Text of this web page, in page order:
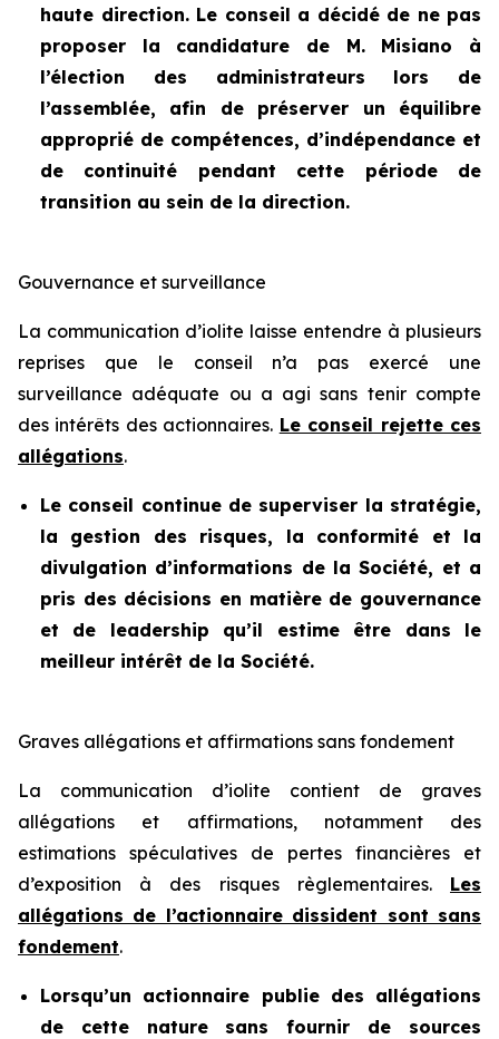
haute direction. Le conseil a décidé de ne pas
proposer la candidature de M. Misiano à
l’élection des administrateurs lors de
l’assemblée, afin de préserver un équilibre
approprié de compétences, d’indépendance et
de continuité pendant cette période de
transition au sein de la direction.
Gouvernance et surveillance
La communication d’iolite laisse entendre à plusieurs
reprises que le conseil n’a pas exercé une
surveillance adéquate ou a agi sans tenir compte
des intérêts des actionnaires. Le conseil rejette ces
allégations.
Le conseil continue de superviser la stratégie,
la gestion des risques, la conformité et la
divulgation d’informations de la Société, et a
pris des décisions en matière de gouvernance
et de leadership qu’il estime être dans le
meilleur intérêt de la Société.
Graves allégations et affirmations sans fondement
La communication d’iolite contient de graves
allégations et affirmations, notamment des
estimations spéculatives de pertes financières et
d’exposition à des risques règlementaires. Les
allégations de l’actionnaire dissident sont sans
fondement.
Lorsqu’un actionnaire publie des allégations
de cette nature sans fournir de sources